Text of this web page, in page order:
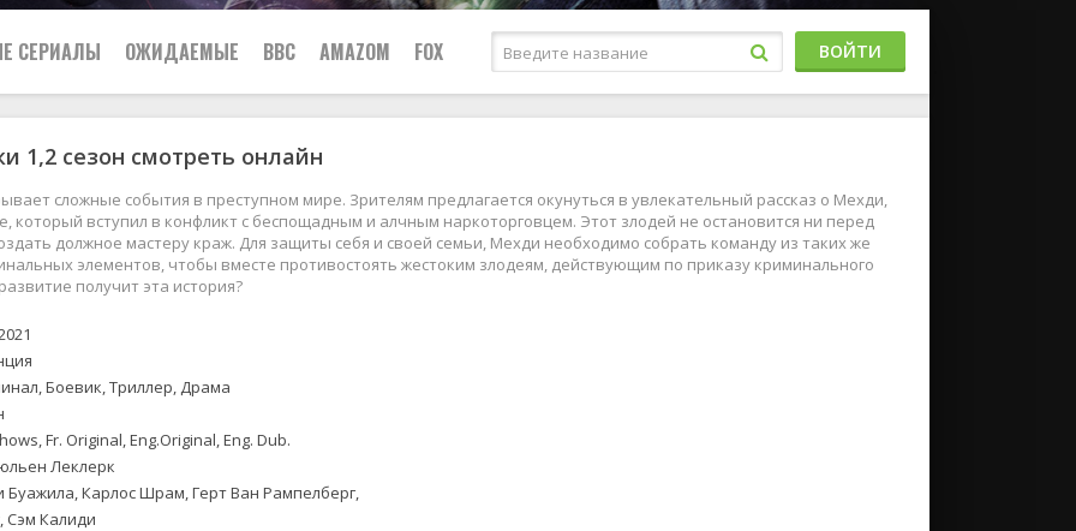
СЕРИАЛЫ
Боевики
Приключения
Детективы
Триллеры
Военные
Семейные
ОЖИДАЕМЫЕ BBC AMAZOM FOX ВОЙТИ
1,2 сезон смотреть онлайн
сложные события в преступном мире. Зрителям предлагается окунуться в увлекательный рассказ о Мехди,
который вступил в конфликт с беспощадным и алчным наркоторговцем. Этот злодей не остановится ни перед
должное мастеру краж. Для защиты себя и своей семьи, Мехди необходимо собрать команду из таких же
элементов, чтобы вместе противостоять жестоким злодеям, действующим по приказу криминального
получит эта история?
Боевик, Триллер, Драма
Fr. Original, Eng.Original, Eng. Dub.
Леклерк
Буажила, Карлос Шрам, Герт Ван Рампелберг,
Сэм Калиди